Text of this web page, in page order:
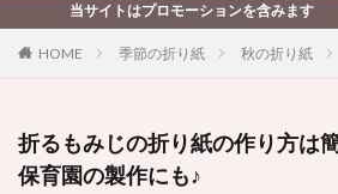
ンを含みます
HOME 季節の折り紙 秋の折り紙
折るもみじの折り紙の作り方は
保育園の製作にも♪